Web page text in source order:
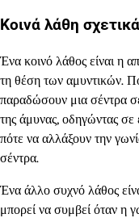
Κοινά λάθη
Ένα κοινό λάθος είναι η
τη θέση των αμυντικών.
παραδώσουν μια σέντρα
της άμυνας, οδηγώντας
πότε να αλλάξουν την
σέντρα.
Ένα άλλο συχνό λάθος
μπορεί να συμβεί όταν η